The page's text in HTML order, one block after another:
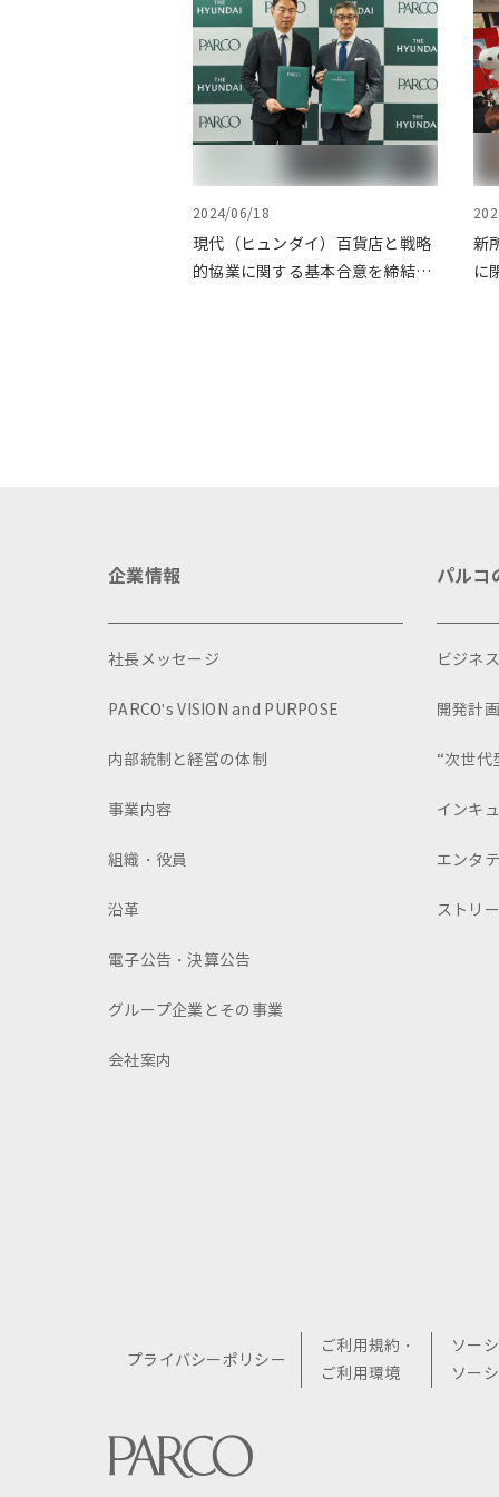
2024/06/18
現代（ヒュンダイ）百貨店と戦略
的協業に関する基本合意を締結。
新
に
企業情報
社長メッセージ
PARCO's VISION and PURPOSE
内部統制と経営の体制
事業内容
組織・役員
沿革
電子公告・決算公告
グループ企業とその事業
会社案内
パルコ
ビジネ
開発計画
“次世代
インキ
エンタ
ストリ
プライバシーポリシー
ご利用規約・
ご利用環境
ソー
ソー